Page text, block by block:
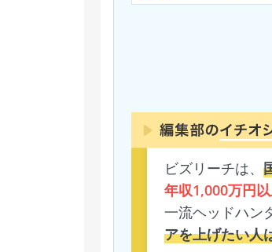
ビズリーチは、
年収1,000万円
一流ヘッドハン
アを上げたい人